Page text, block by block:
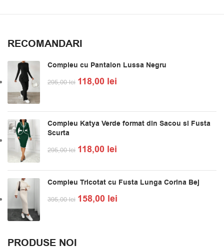
RECOMANDARI
Compleu cu Pantalon Lussa Negru
295,00lei 118,00 lei
Compleu Katya Verde format din Sacou si Fusta
Scurta
295,00lei 118,00 lei
Compleu Tricotat cu Fusta Lunga Corina Bej
395,00lei 158,00 lei
PRODUSE NOI